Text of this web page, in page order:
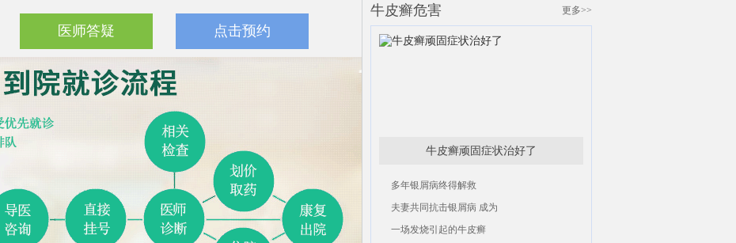
更多>>
牛皮癣危害
牛皮癣顽固症状治好了
多年银屑病终得解救
夫妻共同抗击银屑病 成为
一场发烧引起的牛皮癣
医师答疑 点击预约